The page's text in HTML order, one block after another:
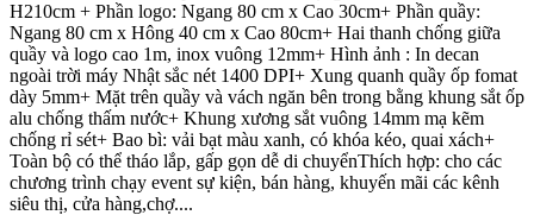
H210cm + Phần logo: Ngang 80 cm x Cao 30cm+ Phần quầy:
Ngang 80 cm x Hông 40 cm x Cao 80cm+ Hai thanh chống giữa
quầy và logo cao 1m, inox vuông 12mm+ Hình ảnh : In decan
ngoài trời máy Nhật sắc nét 1400 DPI+ Xung quanh quầy ốp fomat
dày 5mm+ Mặt trên quầy và vách ngăn bên trong bằng khung sắt ốp
alu chống thấm nước+ Khung xương sắt vuông 14mm mạ kẽm
chống rỉ sét+ Bao bì: vải bạt màu xanh, có khóa kéo, quai xách+
Toàn bộ có thể tháo lắp, gấp gọn dễ di chuyểnThích hợp: cho các
chương trình chạy event sự kiện, bán hàng, khuyến mãi các kênh
siêu thị, cửa hàng,chợ....